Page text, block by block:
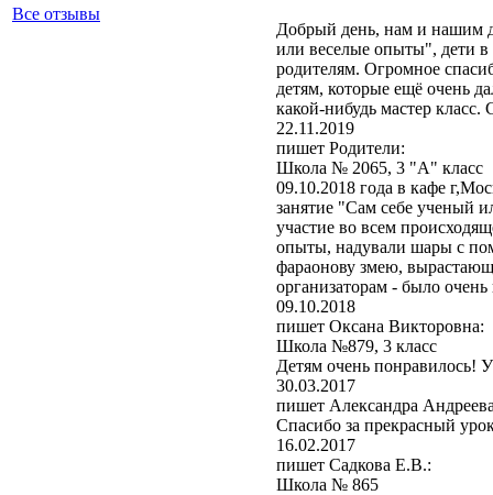
Все отзывы
Добрый день, нам и нашим
или веселые опыты", дети в
родителям. Огромное
детям, которые ещё очень
какой-нибудь мастер
22.11.2019
пишет Родители:
Школа № 2065, 3 "А" класс
09.10.2018 года в кафе
занятие "Сам себе ученый
участие во всем
опыты, надували шары с
фараонову змею,
организаторам - было
09.10.2018
пишет Оксана Викторовна:
Школа №879, 3 класс
Детям очень понравилось!
30.03.2017
пишет Александра
Спасибо за прекрасный
16.02.2017
пишет Садкова Е.В.:
Школа № 865